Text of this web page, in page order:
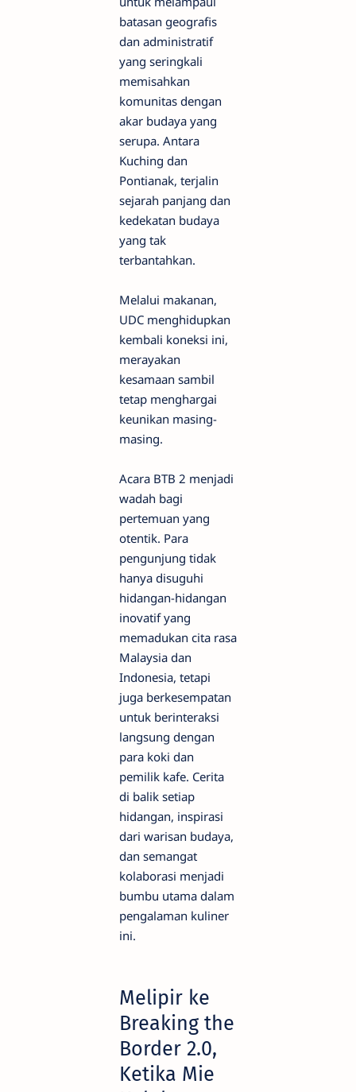
batasan geografis
dan administratif
yang seringkali
memisahkan
komunitas dengan
akar budaya yang
serupa. Antara
Kuching dan
Pontianak, terjalin
sejarah panjang dan
kedekatan budaya
yang tak
terbantahkan.
Melalui makanan,
UDC menghidupkan
kembali koneksi ini,
merayakan
kesamaan sambil
tetap menghargai
keunikan masing-
masing.
Acara BTB 2 menjadi
wadah bagi
pertemuan yang
otentik. Para
pengunjung tidak
hanya disuguhi
hidangan-hidangan
inovatif yang
memadukan cita rasa
Malaysia dan
Indonesia, tetapi
juga berkesempatan
untuk berinteraksi
langsung dengan
para koki dan
pemilik kafe. Cerita
di balik setiap
hidangan, inspirasi
dari warisan budaya,
dan semangat
kolaborasi menjadi
bumbu utama dalam
pengalaman kuliner
ini.
Melipir ke
Breaking the
Border 2.0,
Ketika Mie